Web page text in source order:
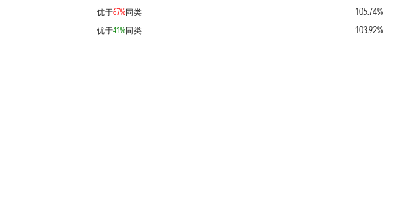
优于67%同类
105.74%
优于41%同类 103.92%